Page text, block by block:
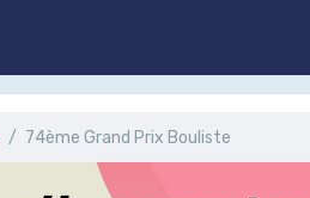
74ème Grand Prix Bouliste